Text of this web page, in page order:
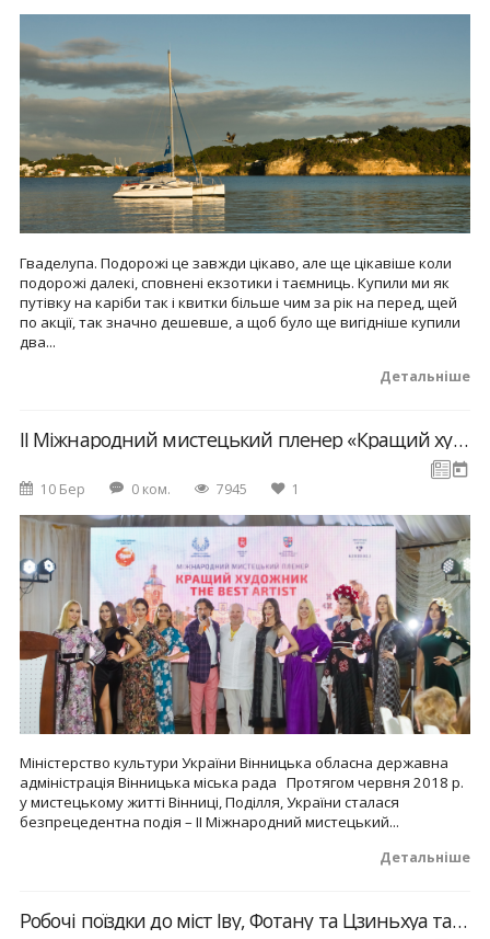
Гваделупа. Подорожі це завжди цікаво, але ще цікавіше коли
подорожі далекі, сповнені екзотики і таємниць. Купили ми як
путівку на каріби так і квитки більше чим за рік на перед, щей
по акції, так значно дешевше, а щоб було ще вигідніше купили
два...
Детальніше
ІІ Міжнародний мистецький пленер «Кращий художник / The best artist»
10 Бер 0 ком. 7945 1
Міністерство культури України Вінницька обласна державна
адміністрація Вінницька міська рада Протягом червня 2018 р.
у мистецькому житті Вінниці, Поділля, України сталася
безпрецедентна подія – ІІ Міжнародний мистецький...
Детальніше
Робочі поїздки до міст Іву, Фотану та Цзиньхуа та результати співпраці